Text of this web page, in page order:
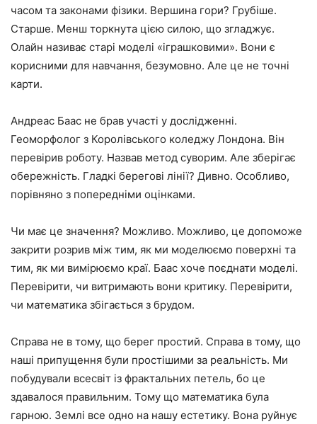
часом та законами фізики. Вершина гори? Грубіше.
Старше. Менш торкнута цією силою, що згладжує.
Олайн називає старі моделі «іграшковими». Вони є
корисними для навчання, безумовно. Але це не точні
карти.
Андреас Баас не брав участі у дослідженні.
Геоморфолог з Королівського коледжу Лондона. Він
перевірив роботу. Назвав метод суворим. Але зберігає
обережність. Гладкі берегові лінії? Дивно. Особливо,
порівняно з попередніми оцінками.
Чи має це значення? Можливо. Можливо, це допоможе
закрити розрив між тим, як ми моделюємо поверхні та
тим, як ми вимірюємо краї. Баас хоче поєднати моделі.
Перевірити, чи витримають вони критику. Перевірити,
чи математика збігається з брудом.
Справа не в тому, що берег простий. Справа в тому, що
наші припущення були простішими за реальність. Ми
побудували всесвіт із фрактальних петель, бо це
здавалося правильним. Тому що математика була
гарною. Землі все одно на нашу естетику. Вона руйнує